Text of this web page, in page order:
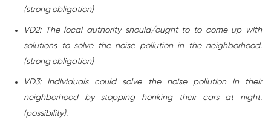
(strong obligation)
VD2: The local authority should/ought to to come up with
solutions to solve the noise pollution in the neighborhood.
(strong obligation)
VD3: Individuals could solve the noise pollution in their
neighborhood by stopping honking their cars at night.
(possibility).